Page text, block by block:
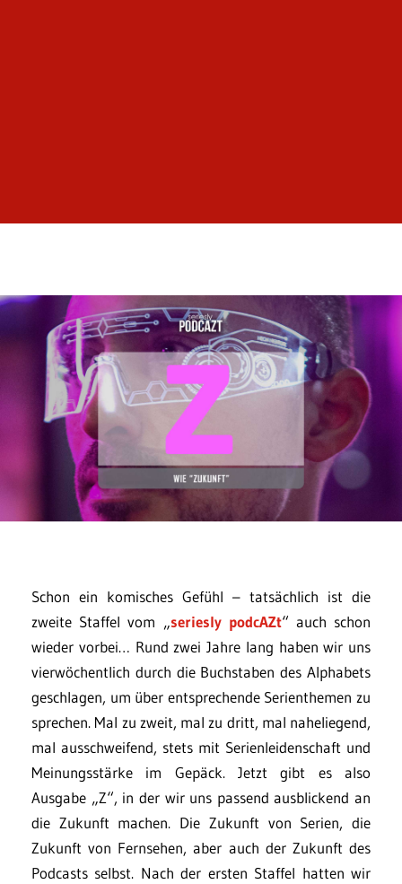
Schon ein komisches Gefühl – tatsächlich ist die
zweite Staffel vom „seriesly podcAZt“ auch schon
wieder vorbei… Rund zwei Jahre lang haben wir uns
vierwöchentlich durch die Buchstaben des Alphabets
geschlagen, um über entsprechende Serienthemen zu
sprechen. Mal zu zweit, mal zu dritt, mal naheliegend,
mal ausschweifend, stets mit Serienleidenschaft und
Meinungsstärke im Gepäck. Jetzt gibt es also
Ausgabe „Z“, in der wir uns passend ausblickend an
die Zukunft machen. Die Zukunft von Serien, die
Zukunft von Fernsehen, aber auch der Zukunft des
Podcasts selbst. Nach der ersten Staffel hatten wir